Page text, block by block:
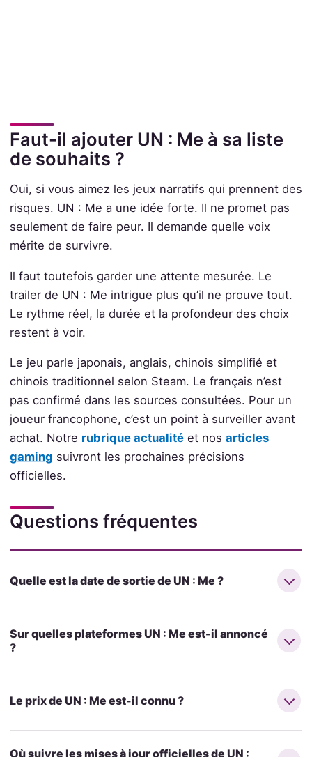
Faut-il ajouter UN : Me à sa liste
de souhaits ?
Oui, si vous aimez les jeux narratifs qui prennent des
risques. UN : Me a une idée forte. Il ne promet pas
seulement de faire peur. Il demande quelle voix
mérite de survivre.
Il faut toutefois garder une attente mesurée. Le
trailer de UN : Me intrigue plus qu’il ne prouve tout.
Le rythme réel, la durée et la profondeur des choix
restent à voir.
Le jeu parle japonais, anglais, chinois simplifié et
chinois traditionnel selon Steam. Le français n’est
pas confirmé dans les sources consultées. Pour un
joueur francophone, c’est un point à surveiller avant
achat. Notre rubrique actualitéet nos articles
gaming suivront les prochaines précisions
officielles.
Questions fréquentes
Quelle est la date de sortie de UN : Me ?
Sur quelles plateformes UN : Me est-il annoncé
?
Le prix de UN : Me est-il connu ?
Où suivre les mises à jour officielles de UN :